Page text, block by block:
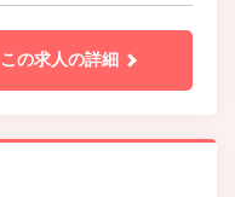
この求人の詳細